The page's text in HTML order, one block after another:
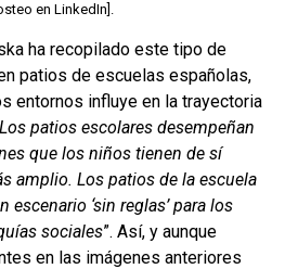
en LinkedIn].
ha recopilado este tipo de
patios de escuelas españolas,
entornos influye en la trayectoria
Los patios escolares desempeñan
que los niños tienen de sí
amplio. Los patios de la escuela
‘sin reglas’ para los
sociales”. Así, y aunque
en las imágenes anteriores